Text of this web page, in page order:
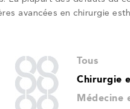
avancées en chirurgie
Tous
Chirurgie
Médecine